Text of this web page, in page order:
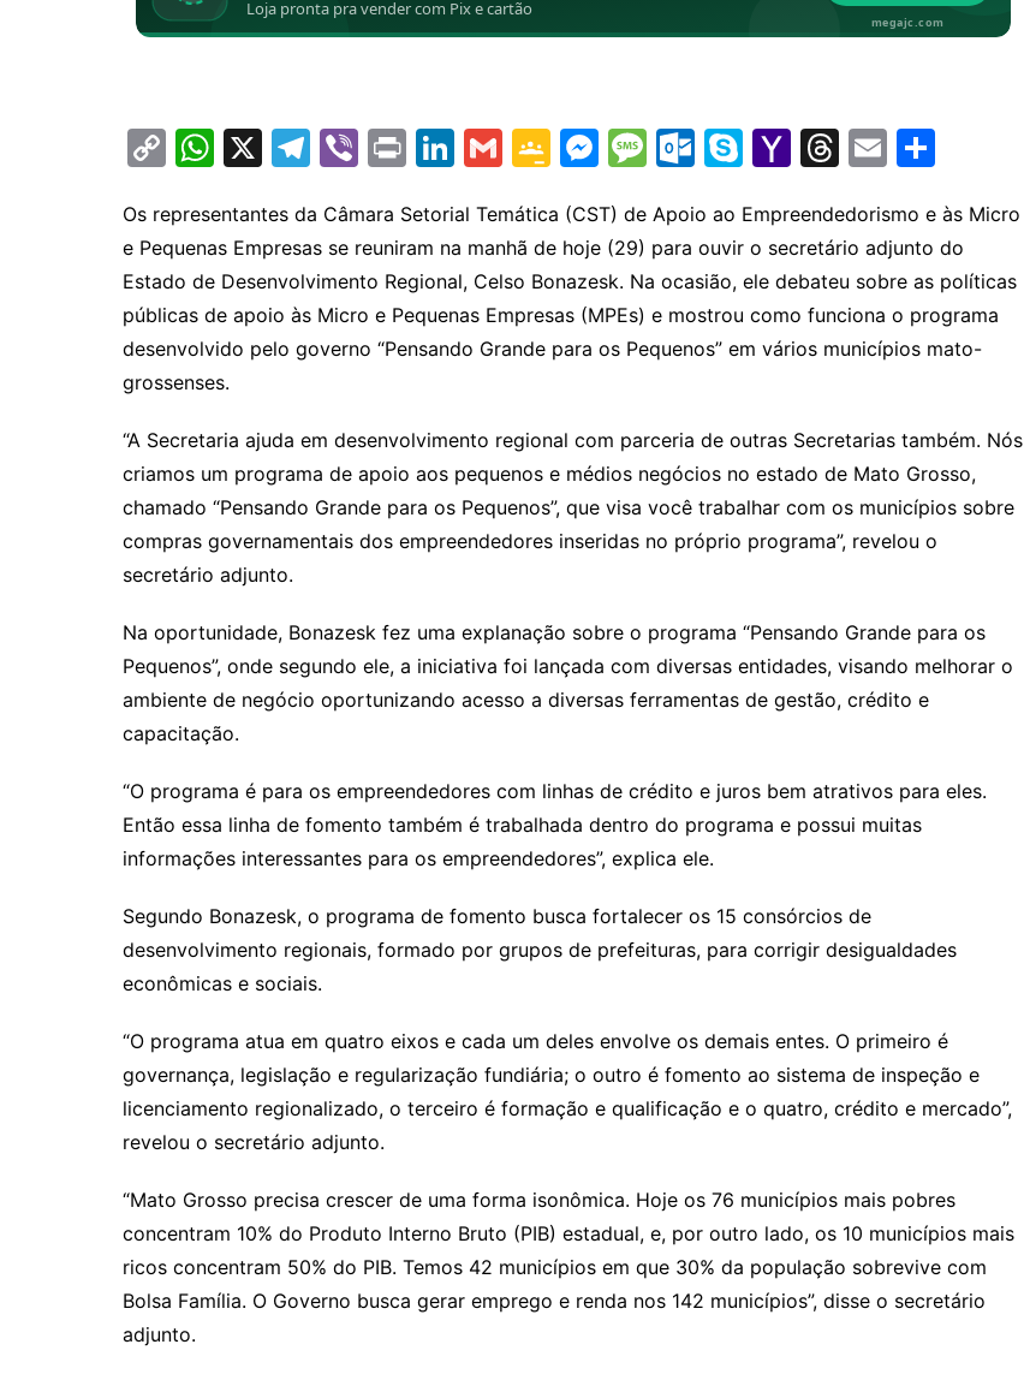
C
p
y
Li
n
k
W
at
s
A
p
p
X
T
e
gr
a
m
Vi
er
Pr
t
Li
k
e
dI
n
G
ai
l
G
o
gl
e
Cl
sr
o
o
M
s
s
e
n
M
s
s
a
g
O
lo
o
k.
c
S
y
p
e
Y
h
o
o
M
T
e
a
d
s
E
ai
l
ar
e
Os representantes da Câmara Setorial Temática (CST) de Apoio ao Empreendedorismo e às Micro
e Pequenas Empresas se reuniram na manhã de hoje (29) para ouvir o secretário adjunto do
Estado de Desenvolvimento Regional, Celso Bonazesk. Na ocasião, ele debateu sobre as políticas
públicas de apoio às Micro e Pequenas Empresas (MPEs) e mostrou como funciona o programa
desenvolvido pelo governo “Pensando Grande para os Pequenos” em vários municípios mato-
grossenses.
“A Secretaria ajuda em desenvolvimento regional com parceria de outras Secretarias também. Nós
criamos um programa de apoio aos pequenos e médios negócios no estado de Mato Grosso,
chamado “Pensando Grande para os Pequenos”, que visa você trabalhar com os municípios sobre
compras governamentais dos empreendedores inseridas no próprio programa”, revelou o
secretário adjunto.
Na oportunidade, Bonazesk fez uma explanação sobre o programa “Pensando Grande para os
Pequenos”, onde segundo ele, a iniciativa foi lançada com diversas entidades, visando melhorar o
ambiente de negócio oportunizando acesso a diversas ferramentas de gestão, crédito e
capacitação.
“O programa é para os empreendedores com linhas de crédito e juros bem atrativos para eles.
Então essa linha de fomento também é trabalhada dentro do programa e possui muitas
informações interessantes para os empreendedores”, explica ele.
Segundo Bonazesk, o programa de fomento busca fortalecer os 15 consórcios de
desenvolvimento regionais, formado por grupos de prefeituras, para corrigir desigualdades
econômicas e sociais.
“O programa atua em quatro eixos e cada um deles envolve os demais entes. O primeiro é
governança, legislação e regularização fundiária; o outro é fomento ao sistema de inspeção e
licenciamento regionalizado, o terceiro é formação e qualificação e o quatro, crédito e mercado”,
revelou o secretário adjunto.
“Mato Grosso precisa crescer de uma forma isonômica. Hoje os 76 municípios mais pobres
concentram 10% do Produto Interno Bruto (PIB) estadual, e, por outro lado, os 10 municípios mais
ricos concentram 50% do PIB. Temos 42 municípios em que 30% da população sobrevive com
Bolsa Família. O Governo busca gerar emprego e renda nos 142 municípios”, disse o secretário
adjunto.